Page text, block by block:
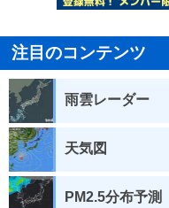
注目のコンテンツ
雨雲レーダー
天気図
PM2.5分布予測